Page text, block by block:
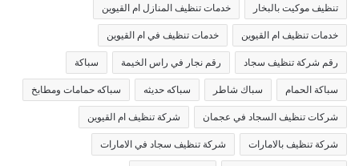
تنظيف موكيت بالبخار خدمات تنظيف المنازل ام القيوين
خدمات تنظيف ام القيوين خدمات تنظيف في ام القيوين
رقم شركة تنظيف سجاد رقم نجار في راس الخيمة سباكة
سباكة الحمام سباك شاطر سباكه حديثه سباكه حمامات ومطابخ
شركات تنظيف السجاد في عجمان شركة تنظيف ام القيوين
شركة تنظيف بالامارات شركة تنظيف سجاد في الامارات